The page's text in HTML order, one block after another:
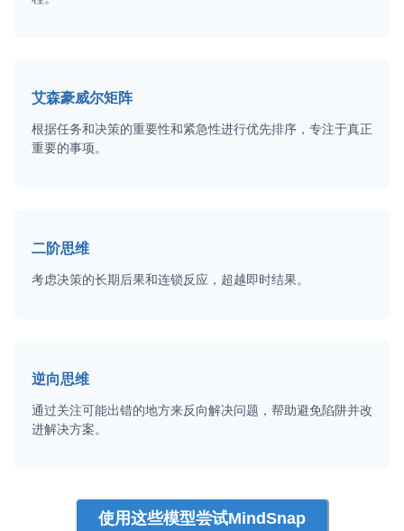
艾森豪威尔矩阵
根据任务和决策的重要性和紧急性进行优先排序，专注于真正
重要的事项。
二阶思维
考虑决策的长期后果和连锁反应，超越即时结果。
逆向思维
通过关注可能出错的地方来反向解决问题，帮助避免陷阱并改
进解决方案。
使用这些模型尝试MindSnap